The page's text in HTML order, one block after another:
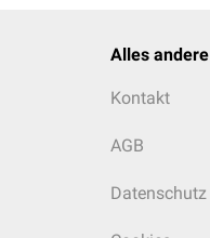
Alles andere
Kontakt
AGB
Datenschutz